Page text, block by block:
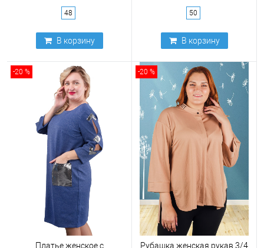
48
В корзину
50
В корзину
-20 %
Платье женское с
-20 %
Рубашка женская рукав 3/4